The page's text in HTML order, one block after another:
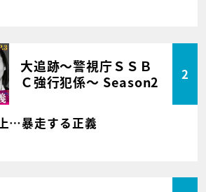
大追跡～警視庁ＳＳＢ
Ｃ強行犯係～ Season2
2
…暴走する正義